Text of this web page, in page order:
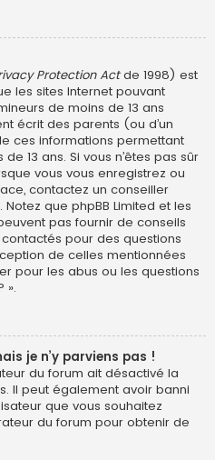
Protection Actde 1998) est
les sites Internet pouvant
de moins de 13 ans
écrit des parents (ou d’un
ces informations permettant
13 ans. Si vous n’êtes pas sûr
vous vous enregistrez ou
contactez un conseiller
que phpBB Limited et les
pas fournir de conseils
pour des questions
de celles mentionnées
pour les abus ou les questions
».
je n’y parviens pas !
du forum ait désactivé la
Il peut également avoir banni
que vous souhaitez
du forum pour obtenir de